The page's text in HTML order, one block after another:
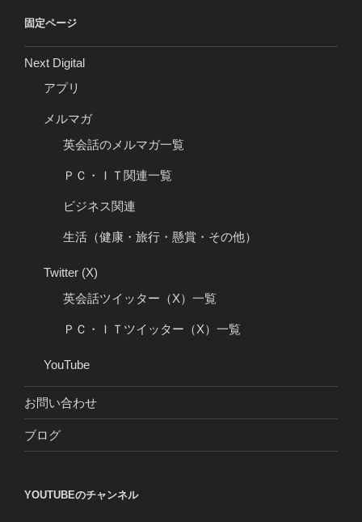
固定ページ
Next Digital
アプリ
メルマガ
英会話のメルマガ一覧
ＰＣ・ＩＴ関連一覧
ビジネス関連
生活（健康・旅行・懸賞・その他）
Twitter (X)
英会話ツイッター（X）一覧
ＰＣ・ＩＴツイッター（X）一覧
YouTube
お問い合わせ
ブログ
YOUTUBEのチャンネル